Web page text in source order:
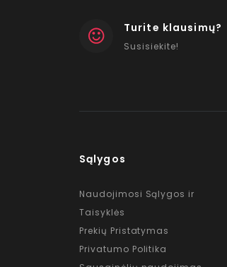
Turite klausimų?
Susisiekite!
Sąlygos
Naudojimosi Sąlygos ir
Taisyklės
Prekių Pristatymas
Privatumo Politika